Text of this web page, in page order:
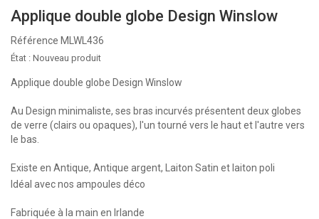
Applique double globe Design Winslow
Référence MLWL436
État : Nouveau produit
Applique double globe Design Winslow
Au Design minimaliste, ses bras incurvés présentent deux globes
de verre (clairs ou opaques), l'un tourné vers le haut et l'autre vers
le bas.
Existe en Antique, Antique argent, Laiton Satin et laiton poli
Idéal avec nos ampoules déco
Fabriquée à la main en Irlande